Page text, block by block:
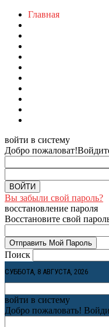
Главная
войти в систему
Добро пожаловат!
Вы забыли свой пароль?
восстановление пароля
Восстановите свой
Поиск
СУББОТА, 8 АВГУСТА, 2026
войти в систему
Добро пожаловать!